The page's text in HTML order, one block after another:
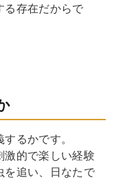
る存在だからで
るかです。
激的で楽しい経験
を追い、日なたで